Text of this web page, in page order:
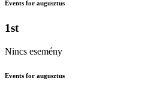
Events for augusztus
1st
Nincs esemény
Events for augusztus